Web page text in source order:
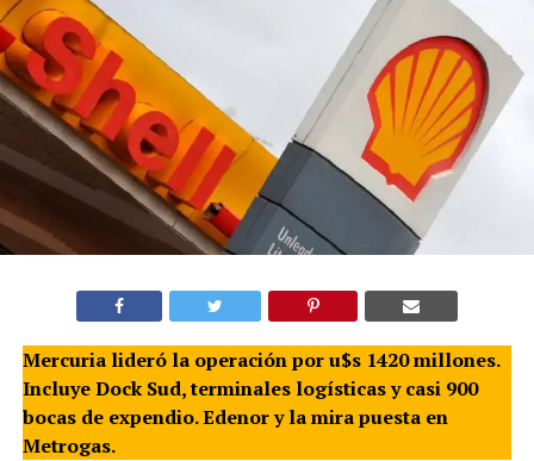
Mercuria lideró la operación por u$s 1420 millones.
Incluye Dock Sud, terminales logísticas y casi 900
bocas de expendio. Edenor y la mira puesta en
Metrogas.